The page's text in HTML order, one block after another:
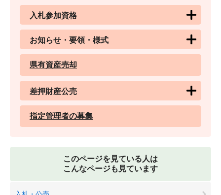
入札参加資格
お知らせ・要領・様式
県有資産売却
差押財産公売
指定管理者の募集
このページを見ている人は
こんなページも見ています